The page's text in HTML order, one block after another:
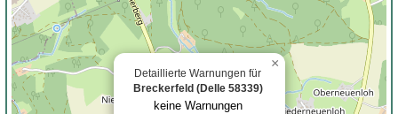
Detaillierte Warnungen für
Breckerfeld (Delle 58339)
keine Warnungen
×